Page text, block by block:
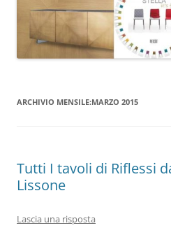
ARCHIVIO MENSILE:MARZO 2015
Tutti I tavoli di Riflessi
Lissone
Lascia una risposta